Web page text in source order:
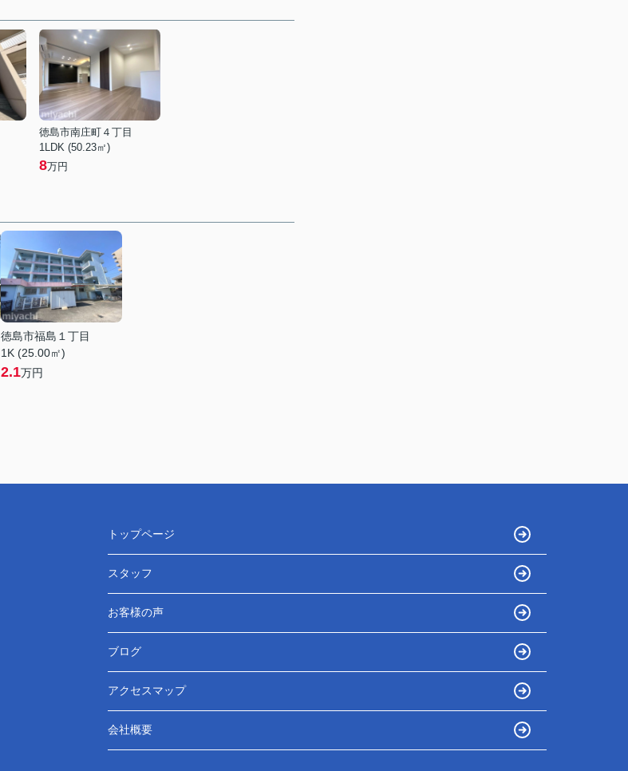
徳島市南庄町４丁目
1LDK (50.23㎡)
8万円
徳島市福島１丁目
1K (25.00㎡)
2.1万円
トップページ
スタッフ
お客様の声
ブログ
アクセスマップ
会社概要